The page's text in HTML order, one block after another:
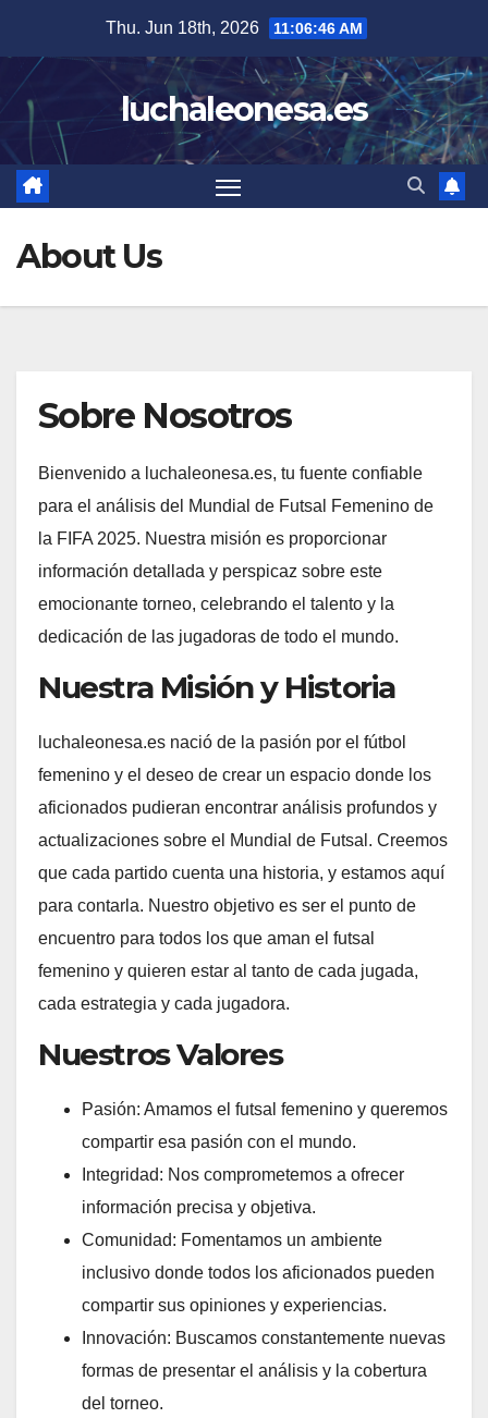
content
Thu. Jun 18th, 2026 11:06:47 AM
luchaleonesa.es
About Us
Sobre Nosotros
Bienvenido a luchaleonesa.es, tu fuente confiable
para el análisis del Mundial de Futsal Femenino de
la FIFA 2025. Nuestra misión es proporcionar
información detallada y perspicaz sobre este
emocionante torneo, celebrando el talento y la
dedicación de las jugadoras de todo el mundo.
Nuestra Misión y Historia
luchaleonesa.es nació de la pasión por el fútbol
femenino y el deseo de crear un espacio donde los
aficionados pudieran encontrar análisis profundos y
actualizaciones sobre el Mundial de Futsal. Creemos
que cada partido cuenta una historia, y estamos aquí
para contarla. Nuestro objetivo es ser el punto de
encuentro para todos los que aman el futsal
femenino y quieren estar al tanto de cada jugada,
cada estrategia y cada jugadora.
Nuestros Valores
Pasión: Amamos el futsal femenino y queremos
compartir esa pasión con el mundo.
Integridad: Nos comprometemos a ofrecer
información precisa y objetiva.
Comunidad: Fomentamos un ambiente
inclusivo donde todos los aficionados pueden
compartir sus opiniones y experiencias.
Innovación: Buscamos constantemente nuevas
formas de presentar el análisis y la cobertura
del torneo.